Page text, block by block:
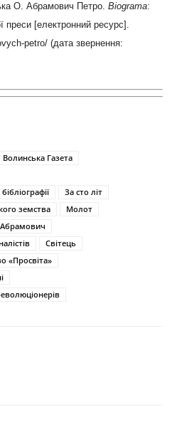
О. Абрамович Петро. Biograma:
преси [електронний ресурс].
petro/ (дата звернення:
Волинська Газета
За сто літ
земства
Молот
Світець
«Просвіта»